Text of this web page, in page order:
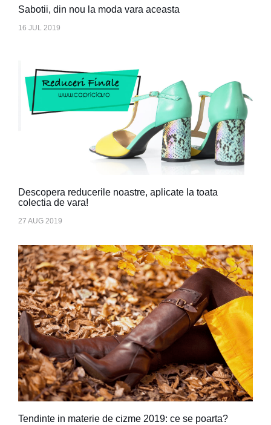
Sabotii, din nou la moda vara aceasta
16 JUL 2019
Descopera reducerile noastre, aplicate la toata
colectia de vara!
27 AUG 2019
Tendinte in materie de cizme 2019: ce se poarta?